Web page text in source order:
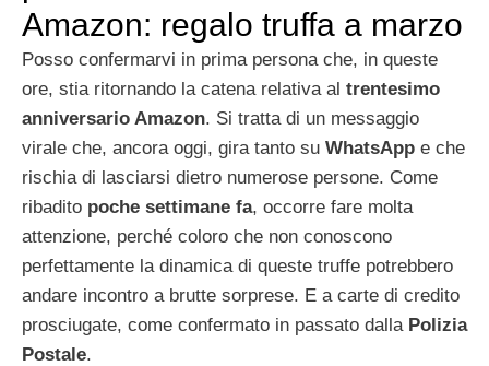
Amazon: regalo truffa a marzo
Posso confermarvi in prima persona che, in queste
ore, stia ritornando la catena relativa al trentesimo
anniversario Amazon. Si tratta di un messaggio
virale che, ancora oggi, gira tanto su WhatsApp e che
rischia di lasciarsi dietro numerose persone. Come
ribadito poche settimane fa, occorre fare molta
attenzione, perché coloro che non conoscono
perfettamente la dinamica di queste truffe potrebbero
andare incontro a brutte sorprese. E a carte di credito
prosciugate, come confermato in passato dalla Polizia
Postale.